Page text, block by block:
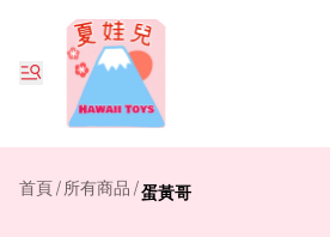
首頁/ 所有商品 /蛋黃哥